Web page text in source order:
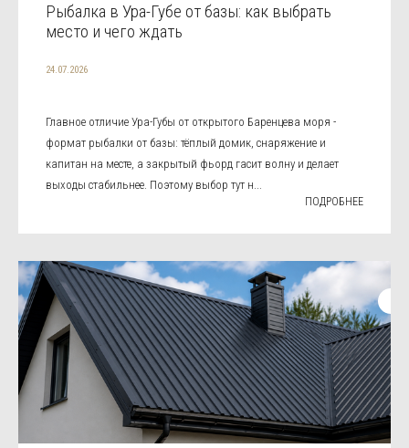
Рыбалка в Ура-Губе от базы: как выбрать
место и чего ждать
24.07.2026
Главное отличие Ура-Губы от открытого Баренцева моря -
формат рыбалки от базы: тёплый домик, снаряжение и
капитан на месте, а закрытый фьорд гасит волну и делает
выходы стабильнее. Поэтому выбор тут н...
ПОДРОБНЕЕ